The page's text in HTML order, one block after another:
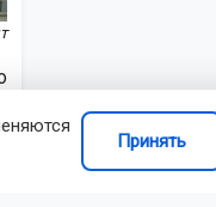
Принять